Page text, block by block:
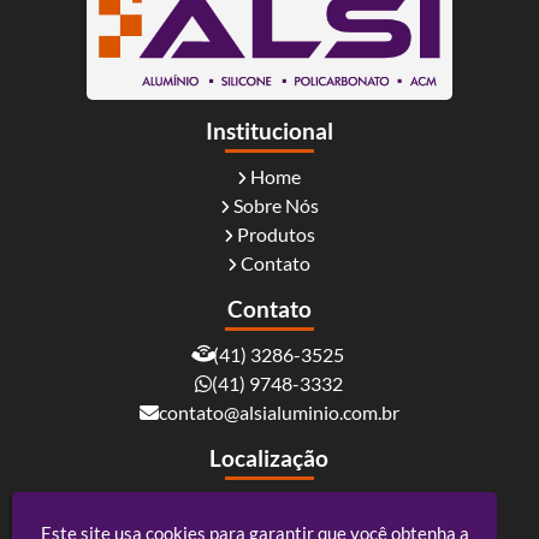
Institucional
Home
Sobre Nós
Produtos
Contato
Contato
(41) 3286-3525
(41) 9748-3332
contato@alsialuminio.com.br
Localização
Curitiba / PR - CEP: 81730-060
Este site usa cookies para garantir que você obtenha a